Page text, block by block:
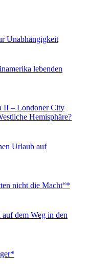
Unabhängigkeit
lebenden
II – Londoner City
Hemisphäre?
Urlaub auf
nicht die Macht“*
dem Weg in den